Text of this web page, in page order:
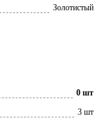
Золотистый
0 шт
3 шт